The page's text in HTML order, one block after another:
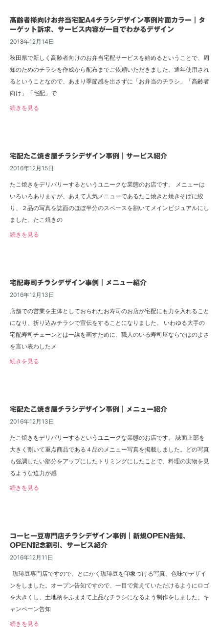
高齢者様向けお弁当宅配A4チラシデザイン事例片面カラー｜タ
ーゲット訴求、サービス内容が一目でわかるデザイン
2018年12月14日
秋田県で新しく高齢者向けのお弁当宅配サービスを始めるということで、周
知のためのチラシを作成から配布までご依頼いただきました。通年使用され
るということなので、あまり季節感を出さずに「お弁当のチラシ」「高齢者
向け」「宅配」で
続きを見る
宅配たこ焼き屋チラシデザイン事例｜サービス紹介
2016年12月15日
たこ焼きをデリバリーするというユニークな業態のお店です。 メニューは
いろいろありますが、あえて人気メニューであるたこ焼きと焼きそばに絞
り、２品の写真を誌面のほぼ半分のスペースを割いてメインビジュアルにし
ました。たこ焼きの
続きを見る
宅配寿司チラシデザイン事例｜メニュー紹介
2016年12月13日
店舗での営業を主体としておられたお寿司のお店が宅配にも力を入れること
になり、折り込みチラシで宣伝をすることになりました。 いわゆる大手の
宅配寿司チェーンとは一線を画すために、職人のいる寿司屋ならではのよさ
を言い表わしたメ
続きを見る
宅配たこ焼き屋チラシデザイン事例｜メニュー紹介
2016年12月13日
たこ焼きをデリバリーするというユニークな業態のお店です。 誌面上部を
大きく割いて重点商品である４品のメニュー写真を掲載しました。どの写真
も強調したい部分をアップにしたトリミングにしたことで、料理の実物を見
るような迫力が感
続きを見る
コーヒー豆専門店チラシデザイン事例｜新規OPEN告知、
OPEN記念割引、サービス紹介
2016年12月11日
珈琲豆専門店ですので、とにかく珈琲豆を印象づける写真、色味でデザイ
ンをしました。オープン告知ですので、一目で覚えていただけるようにロゴ
を大きくし、土地柄をふまえて上品なチラシになるよう制作をしました。キ
ャンペーン告知
続きを見る